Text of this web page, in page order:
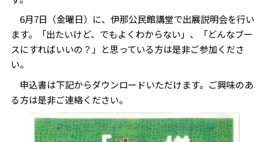
6月7日（金曜日）に、伊那公民館講堂で出展説明会を行い
ます。「出たいけど、でもよくわからない」、「どんなブー
スにすればいいの？」と思っている方は是非ご参加くださ
い。
申込書は下記からダウンロードいただけます。ご興味のあ
る方は是非ご連絡ください。